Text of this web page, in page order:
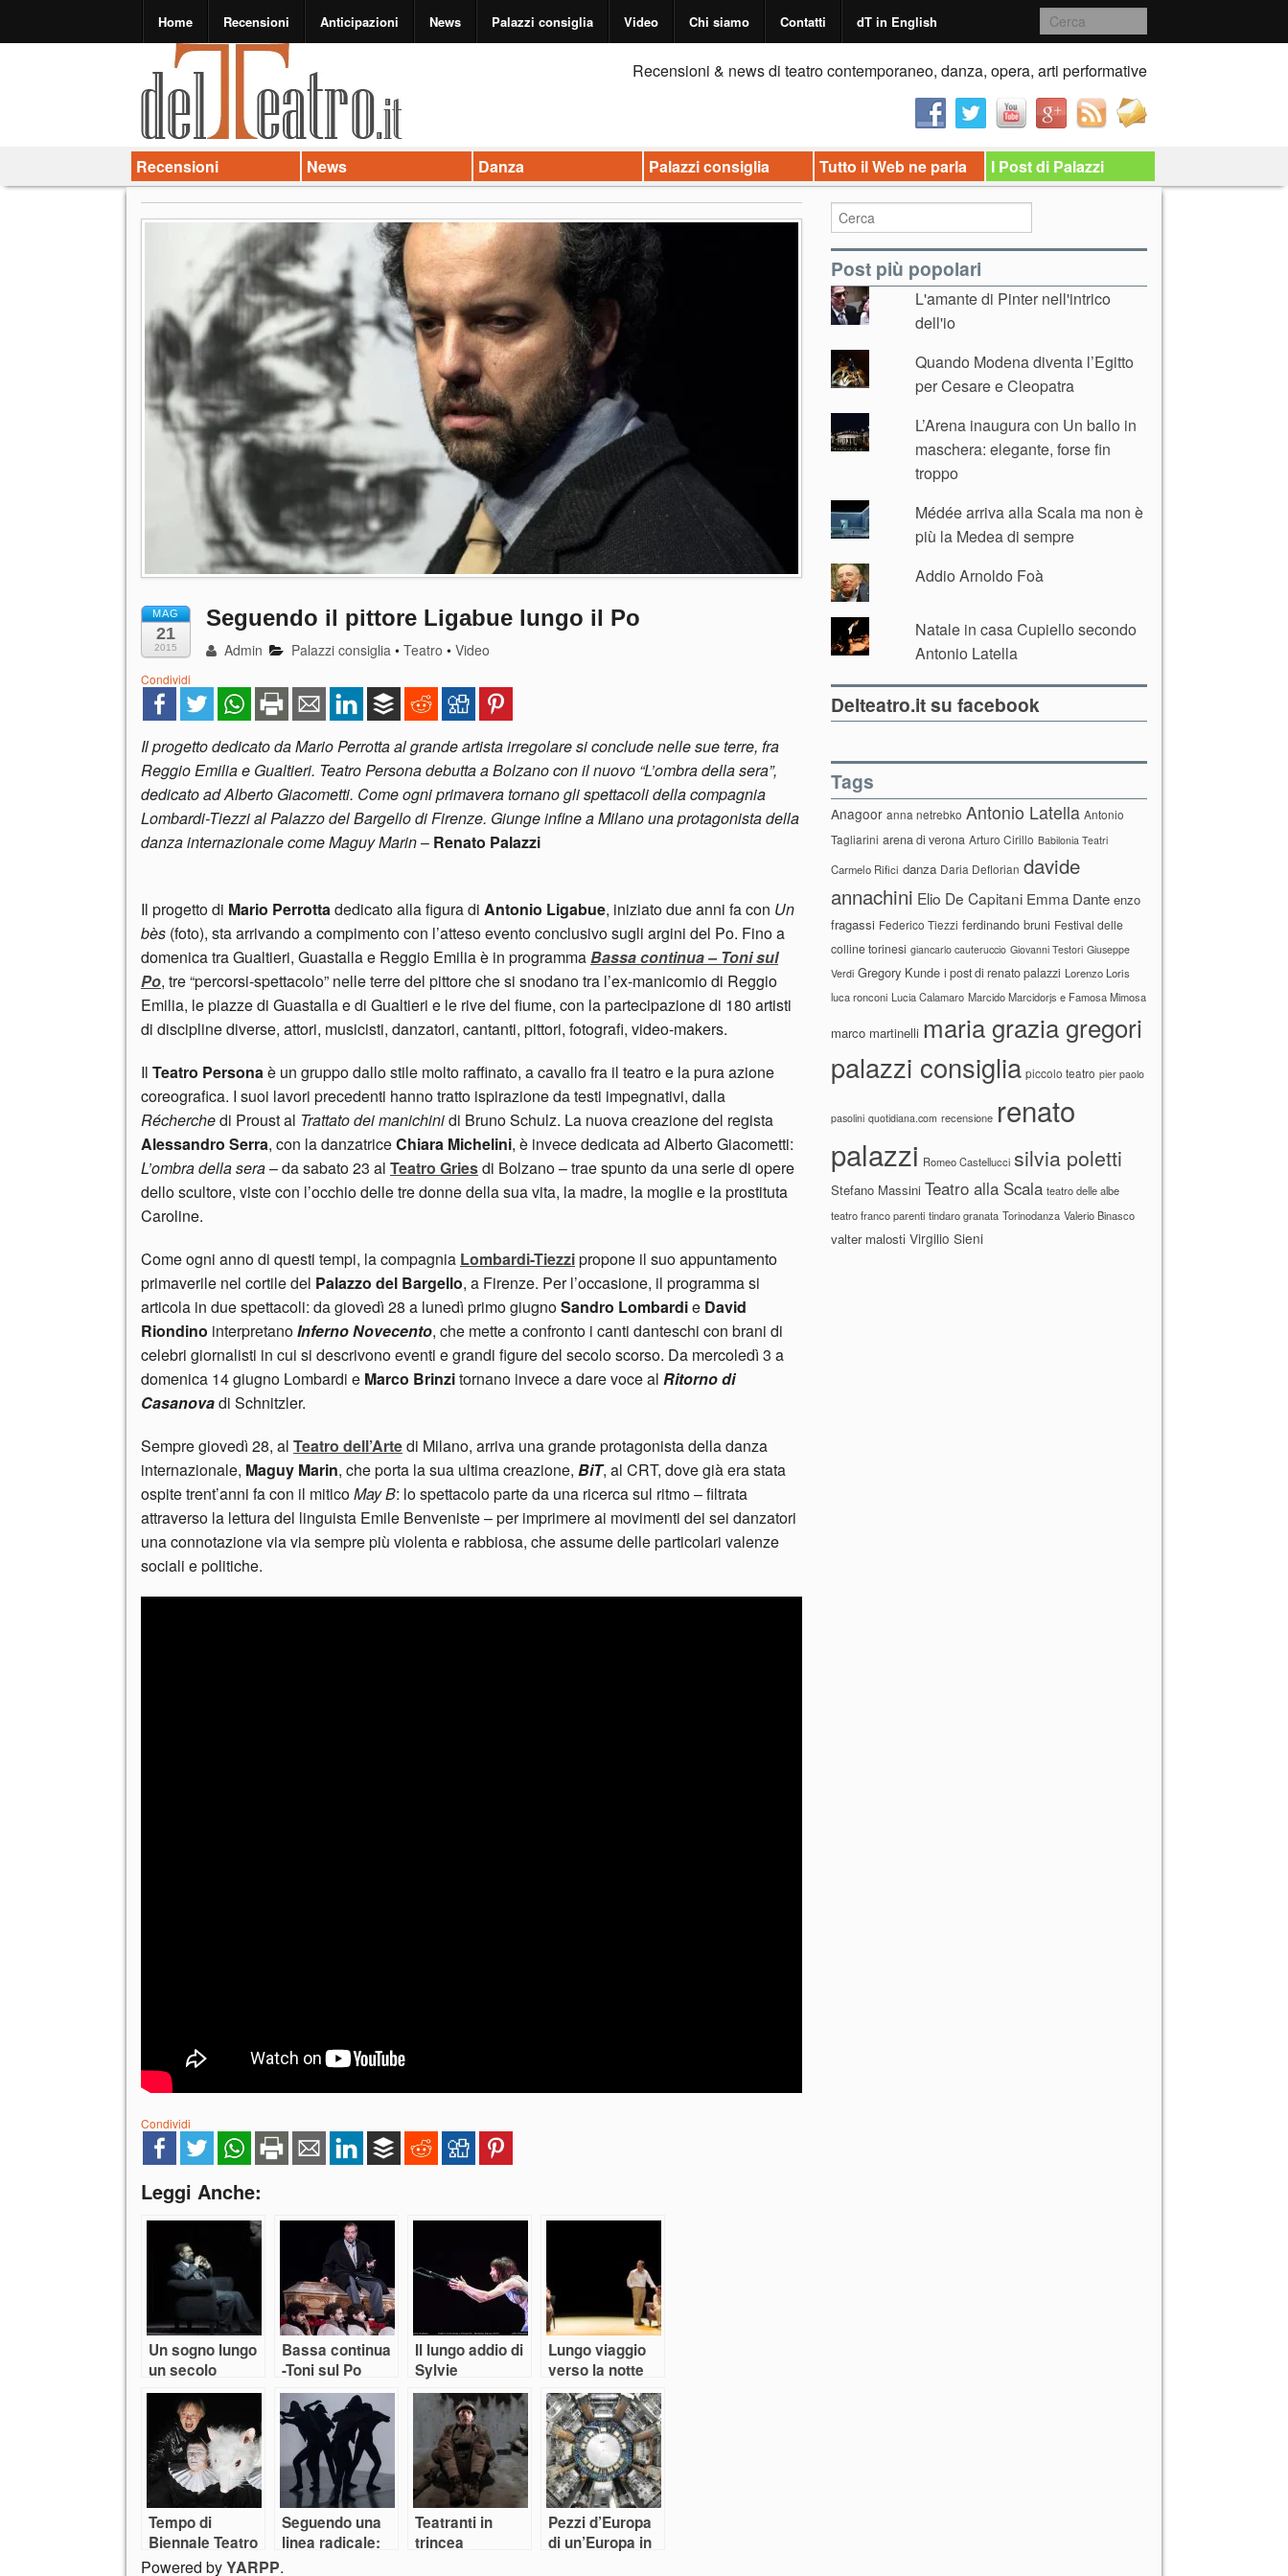
Home Recensioni Anticipazioni News Palazzi consiglia Video Chi siamo Contatti dT in English
Recensioni & news di teatro contemporaneo, danza, opera, arti performative
Recensioni News Danza Palazzi consiglia Tutto il Web ne parla I Post di Palazzi
MAG
21
2015
Seguendo il pittore Ligabue lungo il Po
Admin Palazzi consiglia •Teatro •Video
Condividi
Il progetto dedicato da Mario Perrotta al grande artista irregolare si conclude nelle sue terre, fra
Reggio Emilia e Gualtieri. Teatro Persona debutta a Bolzano con il nuovo “L’ombra della sera”,
dedicato ad Alberto Giacometti. Come ogni primavera tornano gli spettacoli della compagnia
Lombardi-Tiezzi al Palazzo del Bargello di Firenze. Giunge infine a Milano una protagonista della
danza internazionale come Maguy Marin– Renato Palazzi
Il progetto di Mario Perrottadedicato alla figura di Antonio Ligabue, iniziato due anni fa con Un
bès (foto), sta arrivando a compimento con l’atteso evento conclusivo sugli argini del Po. Fino a
domenica tra Gualtieri, Guastalla e Reggio Emilia è in programmaBassa continua – Toni sul
Po, tre “percorsi-spettacolo” nelle terre del pittore che si snodano tra l’ex-manicomio di Reggio
Emilia, le piazze di Guastalla e di Gualtieri e le rive del fiume, con la partecipazione di 180 artisti
di discipline diverse, attori, musicisti, danzatori, cantanti, pittori, fotografi, video-makers.
Il Teatro Personaè un gruppo dallo stile molto raffinato, a cavallo fra il teatro e la pura azione
coreografica. I suoi lavori precedenti hanno tratto ispirazione da testi impegnativi, dalla
Récherchedi Proust al Trattato dei manichinidi Bruno Schulz. La nuova creazione del regista
Alessandro Serra, con la danzatriceChiara Michelini, è invece dedicata ad Alberto Giacometti:
L’ombra della sera– da sabato 23 al Teatro Griesdi Bolzano –trae spunto da una serie di opere
dello scultore, viste con l’occhio delle tre donne della sua vita, la madre, la moglie e la prostituta
Caroline.
Come ogni anno di questi tempi, la compagnia Lombardi-Tiezzipropone il suo appuntamento
primaverile nel cortile del Palazzo del Bargello, a Firenze. Per l’occasione, il programma si
articola in due spettacoli: da giovedì 28 a lunedì primo giugnoSandro Lombardie David
Riondino interpretanoInferno Novecento, che mette a confronto i canti danteschi con brani di
celebri giornalisti in cui si descrivono eventi e grandi figure del secolo scorso. Da mercoledì 3 a
domenica 14 giugno Lombardi e Marco Brinzitornano invece a dare voce al Ritorno di
Casanovadi Schnitzler.
Sempre giovedì 28, al Teatro dell’Artedi Milano, arriva una grande protagonista della danza
internazionale, Maguy Marin, che porta la sua ultima creazione, BiT, al CRT, dove già era stata
ospite trent’anni fa con il miticoMay B: lo spettacolo parte da una ricerca sul ritmo – filtrata
attraverso la lettura del linguista Emile Benveniste – per imprimere ai movimenti dei sei danzatori
una connotazione via via sempre più violenta e rabbiosa, che assume delle particolari valenze
sociali e politiche.
Condividi
Leggi Anche:
Un sogno lungo
un secolo
Bassa continua
-Toni sul Po
Il lungo addio di
Sylvie
Lungo viaggio
verso la notte
Tempo di
Biennale Teatro
Seguendo una
linea radicale:
Teatranti in
trincea
Pezzi d’Europa
di un’Europa in
Powered byYARPP.
Post più popolari
L'amante di Pinter nell'intrico
dell'io
Quando Modena diventa l’Egitto
per Cesare e Cleopatra
L’Arena inaugura con Un ballo in
maschera: elegante, forse fin
troppo
Médée arriva alla Scala ma non è
più la Medea di sempre
Addio Arnoldo Foà
Natale in casa Cupiello secondo
Antonio Latella
Delteatro.it su facebook
Tags
Anagoor anna netrebko Antonio Latella Antonio
Tagliarini arena di verona Arturo Cirillo Babilonia Teatri
Carmelo Rifici danza Daria Deflorian davide
annachini Elio De Capitani Emma Dante enzo
fragassi Federico Tiezzi ferdinando bruni Festival delle
colline torinesi giancarlo cauteruccio Giovanni Testori Giuseppe
Verdi Gregory Kunde i post di renato palazzi Lorenzo Loris
luca ronconi Lucia Calamaro Marcido Marcidorjs e Famosa Mimosa
marco martinelli maria grazia gregori
palazzi consiglia piccolo teatro pier paolo
pasolini quotidiana.com recensione renato
palazzi Romeo Castellucci silvia poletti
Stefano Massini Teatro alla Scala teatro delle albe
teatro franco parenti tindaro granata Torinodanza Valerio Binasco
valter malosti Virgilio Sieni